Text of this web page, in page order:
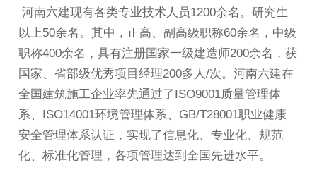
河南六建现有各类专业技术人员1200余名。研究生
以上50余名。其中，正高、副高级职称60余名，中级
职称400余名，具有注册国家一级建造师200余名，获
国家、省部级优秀项目经理200多人/次。河南六建在
全国建筑施工企业率先通过了ISO9001质量管理体
系、ISO14001环境管理体系、GB/T28001职业健康
安全管理体系认证，实现了信息化、专业化、规范
化、标准化管理，各项管理达到全国先进水平。